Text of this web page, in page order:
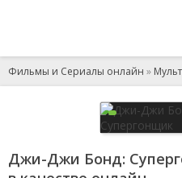
Фильмы и Сериалы онлайн »
Джи-Джи Бонд: